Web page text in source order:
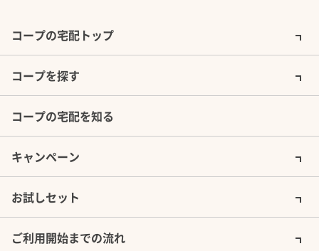
コープの宅配トップ
コープを探す
コープの宅配を知る
キャンペーン
お試しセット
ご利用開始までの流れ